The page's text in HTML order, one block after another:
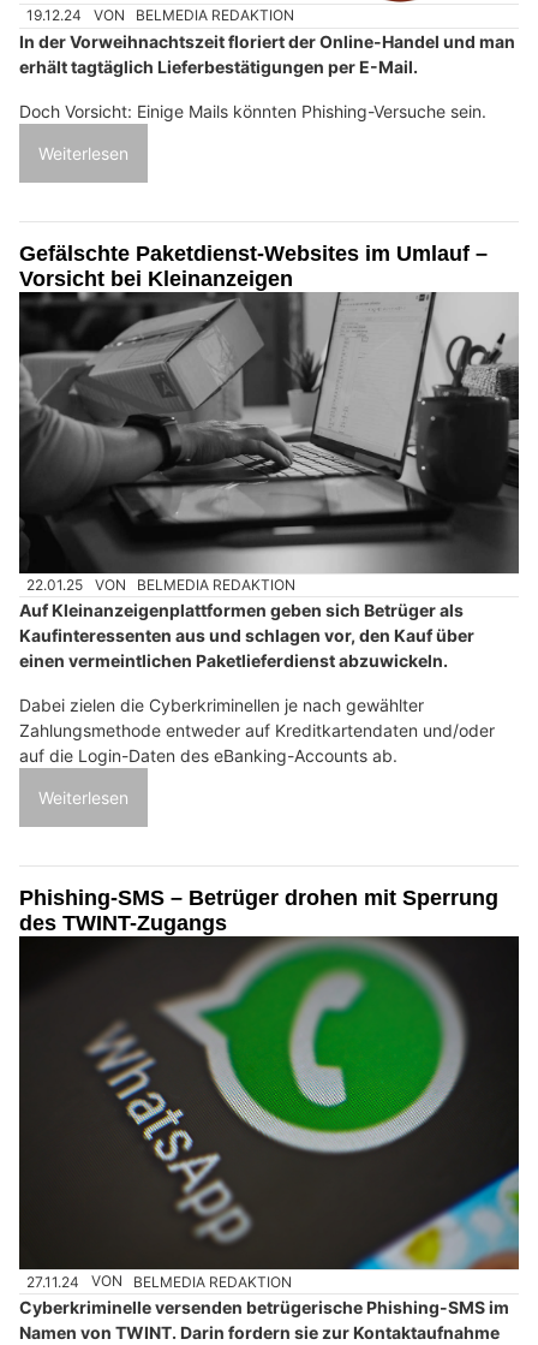
19.12.24 VON BELMEDIA REDAKTION
In der Vorweihnachtszeit floriert der Online-Handel und man
erhält tagtäglich Lieferbestätigungen per E-Mail.
Doch Vorsicht: Einige Mails könnten Phishing-Versuche sein.
Weiterlesen
Gefälschte Paketdienst-Websites im Umlauf –
Vorsicht bei Kleinanzeigen
22.01.25 VON BELMEDIA REDAKTION
Auf Kleinanzeigenplattformen geben sich Betrüger als
Kaufinteressenten aus und schlagen vor, den Kauf über
einen vermeintlichen Paketlieferdienst abzuwickeln.
Dabei zielen die Cyberkriminellen je nach gewählter
Zahlungsmethode entweder auf Kreditkartendaten und/oder
auf die Login-Daten des eBanking-Accounts ab.
Weiterlesen
Phishing-SMS – Betrüger drohen mit Sperrung
des TWINT-Zugangs
27.11.24 VON BELMEDIA REDAKTION
Cyberkriminelle versenden betrügerische Phishing-SMS im
Namen von TWINT. Darin fordern sie zur Kontaktaufnahme